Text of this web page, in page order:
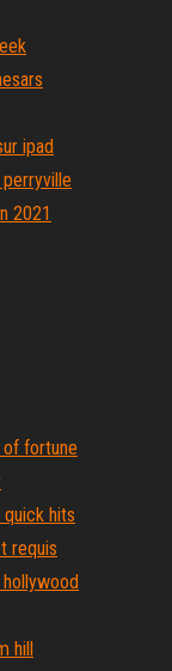
ipad
2021
of fortune
quick hits
requis
hill